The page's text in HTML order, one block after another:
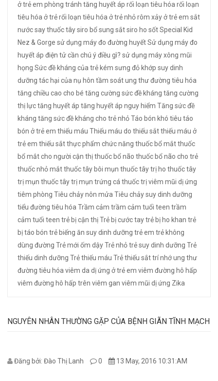
ở trẻ em phòng tránh tăng huyết áp rối loạn tiêu hóa rối loạn
tiêu hóa ở trẻrối loạn tiêu hóa ở trẻ nhỏrôm xảy ở trẻ em sắt
nướcsay thuốc tâysiro bổ sung sắtsiro ho sốtSpecial Kid
Nez & Gorge sử dụng máy đo đường huyếtSử dụng máy đo
huyết áp điện tử cần chú ý điều gì? sử dụng máy xông mũi
họng Sức đề kháng của trẻ kém sưng đỏ khớp suy dinh
dưỡng tác hại của nụ hôn tầm soát ung thư đường tiêu hóa
tăng chiều cao cho bé tăng cường sức đề kháng tăng cường
thị lựctăng huyết áp tăng huyết áp nguy hiểm Tăng sức đề
kháng tăng sức đề kháng cho trẻ nhỏTáo bón khó tiêu táo
bón ở trẻ em thiếu máu Thiếu máu do thiếu sắtthiếu máu ở
trẻ em thiếu sắtthực phẩm chức năng thuốc bổ mắtthuốc
bổ mắt cho người cận thịthuốc bổ não thuốc bổ não cho trẻ
thuốc nhỏ mắtthuốc tây bôi mụn thuốc tây trị ho thuốc tây
trị mụn thuốc tây trị mụn trứng cá thuốc trị viêm mũi dị ứng
tiêm phòng Tiêu chảy nôn mửa Tiêu chảy suy dinh dưỡng
tiểu đường tiêu hóa Trầm cảm trầm cảm tuổi teen trầm
cảm tuổi teen trẻ bị cận thịTrẻ bị cước taytrẻ bị ho khan trẻ
bị táo bón trẻ biếng ăn suy dinh dưỡng trẻ em trẻ không
dùng đường Trẻ mới ốm dậyTrẻ nhỏtrẻ suy dinh dưỡng Trẻ
thiếu dinh dưỡng Trẻ thiếu máu Trẻ thiếu sắttrí nhớung thư
đường tiêu hóa viêm da dị ứng ở trẻ em viêm đường hô hấp
viêm đường hô hấp trên viêm gan viêm mũi dị ứng Zika
NGUYÊN NHÂN THƯỜNG GẶP CỦA BỆNH GIÃN TĨNH MẠCH
Đăng bởi: Đào Thị Lanh 0 13 May, 2016 10:31:AM